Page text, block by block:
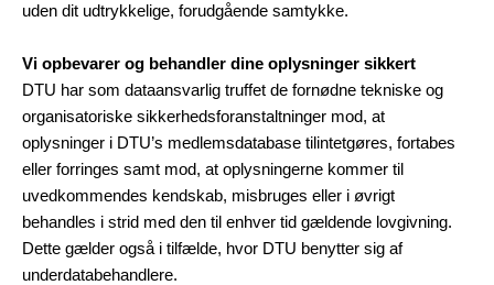
uden dit udtrykkelige, forudgående samtykke.
Vi opbevarer og behandler dine oplysninger sikkert
DTU har som dataansvarlig truffet de fornødne tekniske og
organisatoriske sikkerhedsforanstaltninger mod, at
oplysninger i DTU’s medlemsdatabase tilintetgøres, fortabes
eller forringes samt mod, at oplysningerne kommer til
uvedkommendes kendskab, misbruges eller i øvrigt
behandles i strid med den til enhver tid gældende lovgivning.
Dette gælder også i tilfælde, hvor DTU benytter sig af
underdatabehandlere.